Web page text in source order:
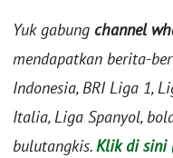
Yuk gabung channel
mendapatkan berita-
Indonesia, BRI Liga 1,
Italia, Liga Spanyol,
bulutangkis.Klik di sini